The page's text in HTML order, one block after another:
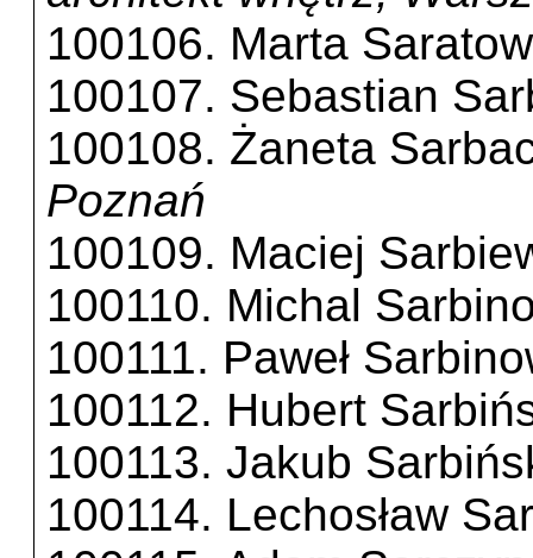
100106. Marta
100107. Sebastian
100108. Żaneta
Poznań
100109. Maciej
100110. Michal
100111. Paweł
100112. Hubert
100113. Jakub
100114. Lechosław